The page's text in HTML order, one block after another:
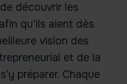
découvrir les
qu’ils aient dès
vision des
et de la
préparer. Chaque